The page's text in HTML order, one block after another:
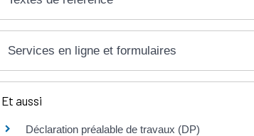
Services en ligne et formulaires
Et aussi
Déclaration préalable de travaux (DP)